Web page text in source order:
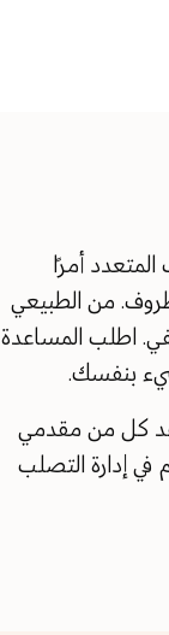
أمرًا
من الطبيعي
اطلب المساعدة
بنفسك.
كل من مقدمي
في إدارة التصلب